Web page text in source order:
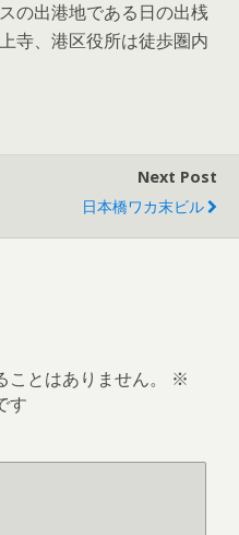
の出港地である日の出桟
寺、港区役所は徒歩圏内
Next Post
日本橋ワカ末ビル
とはありません。
※
す